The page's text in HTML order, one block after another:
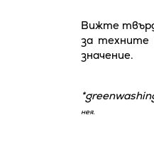
Вижте
за техните
значение.
нея.